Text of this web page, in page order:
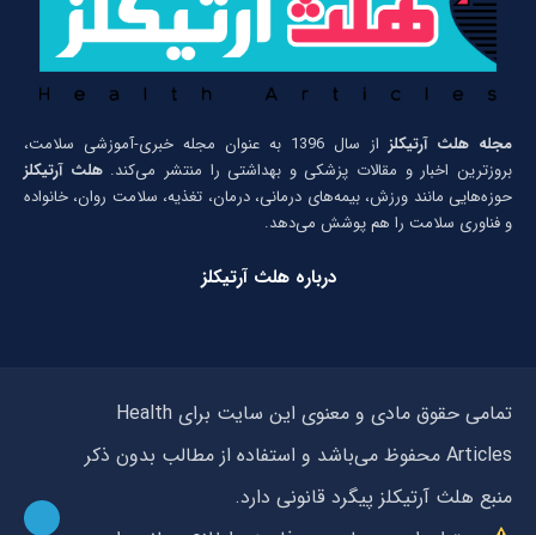
مجله هلث آرتیکلز
از سال 1396 به عنوان مجله خبری-آموزشی سلامت،
بروزترین اخبار و مقالات پزشکی و بهداشتی را منتشر می‌کند.هلث آرتیکلز
حوزه‌هایی مانند ورزش، بیمه‌های درمانی، درمان، تغذیه، سلامت روان، خانواده
و فناوری سلامت را هم پوشش می‌دهد.
درباره هلث آرتیکلز
تمامی حقوق مادی و معنوی این سایت برای Health
Articles محفوظ می‌باشد و استفاده از مطالب بدون ذکر
منبع هلث آرتیکلز پیگرد قانونی دارد.